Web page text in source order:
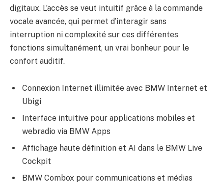
digitaux. L’accès se veut intuitif grâce à la commande
vocale avancée, qui permet d’interagir sans
interruption ni complexité sur ces différentes
fonctions simultanément, un vrai bonheur pour le
confort auditif.
Connexion Internet illimitée avec BMW Internet et
Ubigi
Interface intuitive pour applications mobiles et
webradio via BMW Apps
Affichage haute définition et AI dans le BMW Live
Cockpit
BMW Combox pour communications et médias